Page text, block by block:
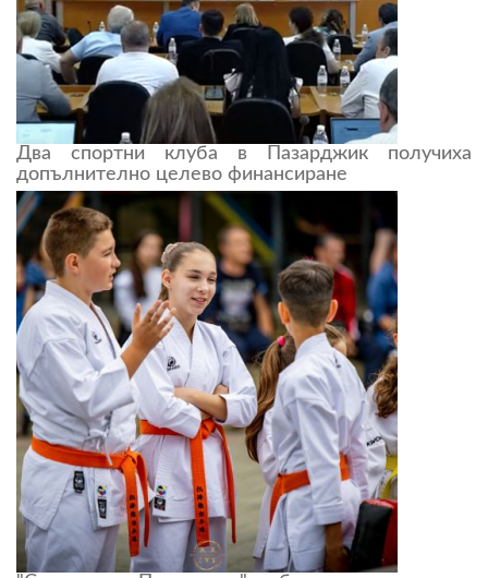
Два спортни клуба в Пазарджик получиха
допълнително целево финансиране